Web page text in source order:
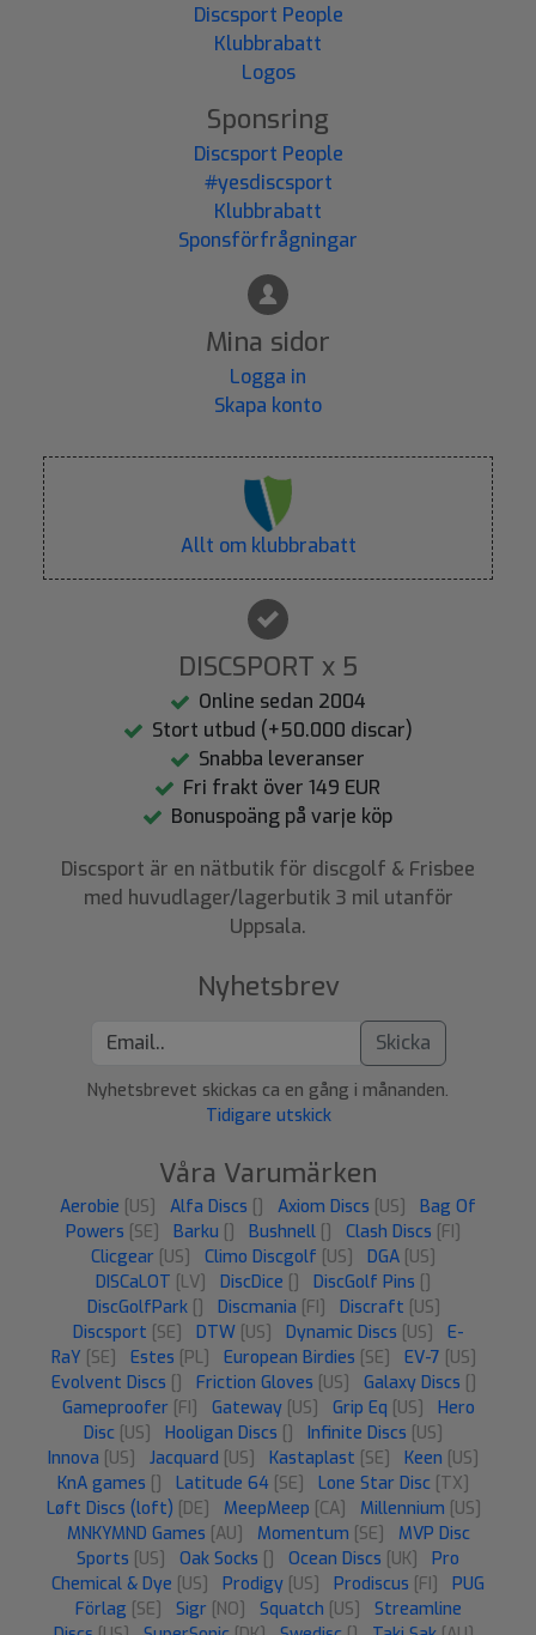
Discsport People
Klubbrabatt
Logos
Sponsring
Discsport People
#yesdiscsport
Klubbrabatt
Sponsförfrågningar
Mina sidor
Logga in
Skapa konto
Allt om klubbrabatt
DISCSPORT x 5
Online sedan 2004
Stort utbud (+50.000 discar)
Snabba leveranser
Fri frakt över 149 EUR
Bonuspoäng på varje köp
Discsport är en nätbutik för discgolf & Frisbee
med huvudlager/lagerbutik 3 mil utanför
Uppsala.
Nyhetsbrev
Skicka
Nyhetsbrevet skickas ca en gång i månanden.
Tidigare utskick
Våra Varumärken
Aerobie [US] Alfa Discs [] Axiom Discs [US]
Bag Of
Powers [SE] Barku [] Bushnell [] Clash Discs [FI]
Clicgear [US] Climo Discgolf [US] DGA [US]
DISCaLOT [LV] DiscDice [] DiscGolf Pins []
DiscGolfPark [] Discmania [FI] Discraft [US]
Discsport [SE] DTW [US] Dynamic Discs [US]
E-
RaY [SE] Estes [PL] European Birdies [SE] EV-7 [US]
Evolvent Discs [] Friction Gloves [US] Galaxy Discs []
Gameproofer [FI] Gateway [US] Grip Eq [US]
Hero
Disc [US] Hooligan Discs [] Infinite Discs [US]
Innova [US] Jacquard [US] Kastaplast [SE] Keen [US]
KnA games [] Latitude 64 [SE] Lone Star Disc [TX]
Løft Discs (loft) [DE] MeepMeep [CA] Millennium [US]
MNKYMND Games [AU] Momentum [SE]
MVP Disc
Sports [US] Oak Socks [] Ocean Discs [UK]
Pro
Chemical & Dye [US] Prodigy [US] Prodiscus [FI]
PUG
Förlag [SE] Sigr [NO] Squatch [US]
Streamline